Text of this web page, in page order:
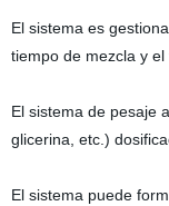
El sistema es
tiempo de mezcla y
El sistema de pesaje
glicerina, etc.)
El sistema puede